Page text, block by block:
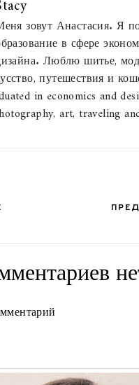
зовут Анастасия. Я
в сфере
Люблю шитье,
путешествия и
in economics and
art, traveling